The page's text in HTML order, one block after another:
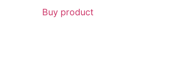
Buy product